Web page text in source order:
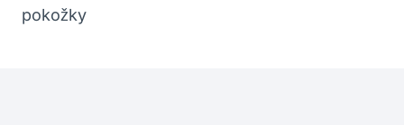
pokožky